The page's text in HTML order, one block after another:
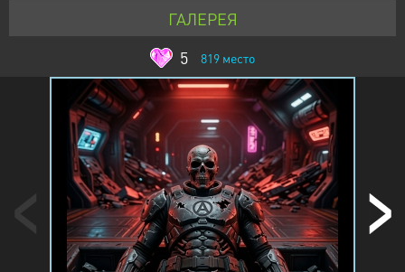
ГАЛЕРЕЯ
5
819 место